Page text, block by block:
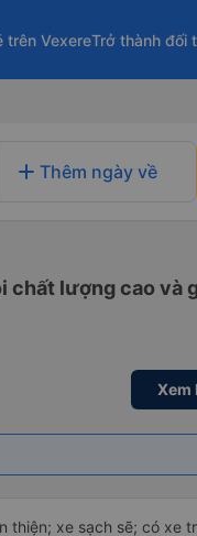
trên VexereTrở thành đối
add Thêm ngày về
chất lượng cao và
Xem
thiện; xe sạch sẽ; có xe